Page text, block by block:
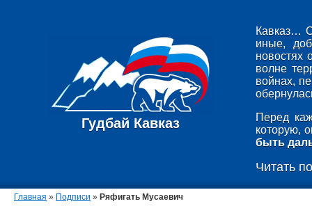
Гудбай Кавказ
Кавказ…
иные,
новостях
волне
войнах,
Перед
которую,
быть
Читать
Главная » Подписи » Ряфигать Мусаевич